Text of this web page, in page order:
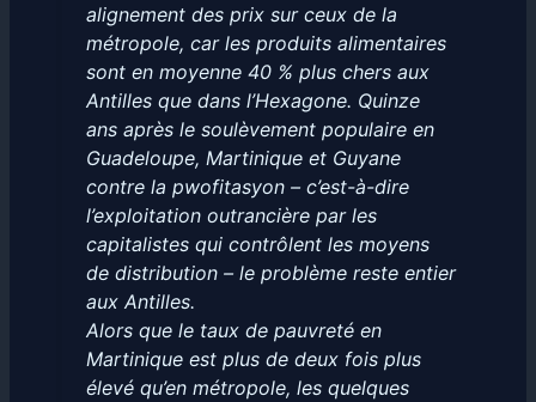
alignement des prix sur ceux de la
métropole, car les produits alimentaires
sont en moyenne 40 % plus chers aux
Antilles que dans l’Hexagone. Quinze
ans après le soulèvement populaire en
Guadeloupe, Martinique et Guyane
contre la pwofitasyon – c’est-à-dire
l’exploitation outrancière par les
capitalistes qui contrôlent les moyens
de distribution – le problème reste entier
aux Antilles.
Alors que le taux de pauvreté en
Martinique est plus de deux fois plus
élevé qu’en métropole, les quelques